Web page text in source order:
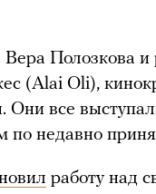
Вера Полозкова
(Alai Oli),
Они все
по недавно
работу над